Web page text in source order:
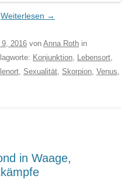
Weiterlesen →
2016 von Anna Roth in
Konjunktion, Lebensort,
, Sexualität, Skorpion, Venus,
in Waage,